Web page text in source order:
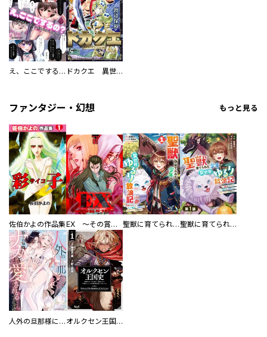
え、ここでするの？ アイドルのファンが知らない日常 ドカクエ 異世界ドカコッククエスト
ファンタジー・幻想 もっと見る
佐伯かよの作品集 EX ～その賞金稼ぎは、世界の出口を探す～【単行本版】 聖獣に育てられた少年の異世界ゆるり放浪記～神様からもらったチート魔法で、仲間たちとスローライフを満喫中～ 聖獣に育てられた少年の異世界ゆるり放浪記～神様からもらったチート魔法で、仲間たちとスローライフを満喫中～【分冊版】
人外の旦那様に娶られ毎晩ナカまで愛される…。アンソロジー オルクセン王国史